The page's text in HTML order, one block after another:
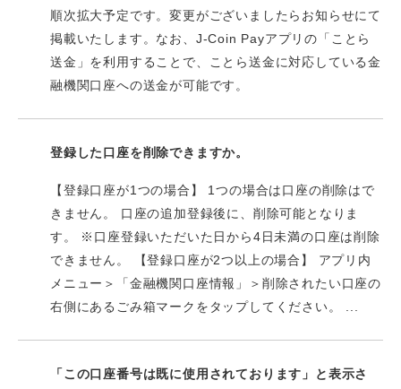
順次拡大予定です。変更がございましたらお知らせにて
掲載いたします。なお、J-Coin Payアプリの「ことら
送金」を利用することで、ことら送金に対応している金
融機関口座への送金が可能です。
登録した口座を削除できますか。
【登録口座が1つの場合】 1つの場合は口座の削除はで
きません。 口座の追加登録後に、削除可能となりま
す。 ※口座登録いただいた日から4日未満の口座は削除
できません。 【登録口座が2つ以上の場合】 アプリ内
メニュー＞「金融機関口座情報」＞削除されたい口座の
右側にあるごみ箱マークをタップしてください。 ...
「この口座番号は既に使用されております」と表示さ